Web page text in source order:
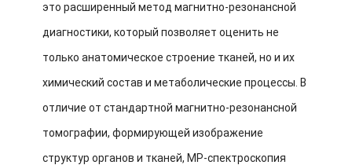
это расширенный метод магнитно-резонансной
диагностики, который позволяет оценить не
только анатомическое строение тканей, но и их
химический состав и метаболические процессы. В
отличие от стандартной магнитно-резонансной
томографии, формирующей изображение
структур органов и тканей, МР-спектроскопия